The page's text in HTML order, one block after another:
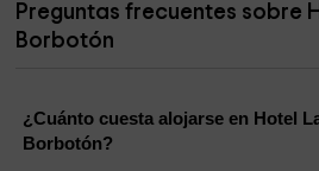
Preguntas frecuentes sobre
Borbotón
¿Cuánto cuesta alojarse en Hotel
Borbotón?